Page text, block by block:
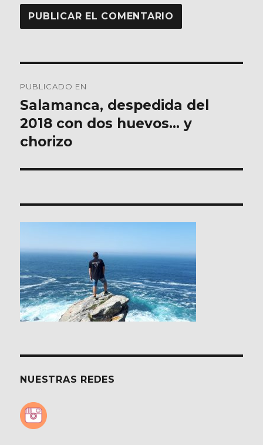
de
entradas
PUBLICADO EN
Salamanca, despedida del
2018 con dos huevos… y
chorizo
NUESTRAS REDES